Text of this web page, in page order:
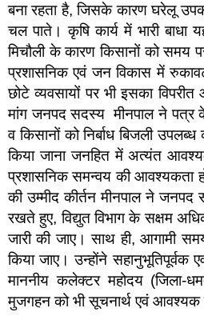
बना रहता है, जिसके कारण घरेलू
चल पाते। कृषि कार्य में भारी
मिचौली के कारण किसानों को समय
प्रशासनिक एवं जन विकास में
छोटे व्यवसायों पर भी इसका
मांग जनपद सदस्य मीनपाल ने पत्र
व किसानों को निर्बाध बिजली
किया जाना जनहित में अत्यंत
प्रशासनिक समन्वय की आवश्यकता
की उम्मीद कीर्तन मीनपाल ने
रखते हुए, विद्युत विभाग के सक्षम
जारी की जाए। साथ ही, आगामी
किया जाए। उन्होंने सहानुभूतिपूर्वक
माननीय कलेक्टर महोदय (जिला-
मुजगहन को भी सूचनार्थ एवं आवश्यक